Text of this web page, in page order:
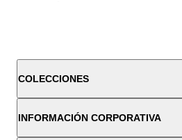
COLECCIONES
INFORMACIÓN CORPORATIVA